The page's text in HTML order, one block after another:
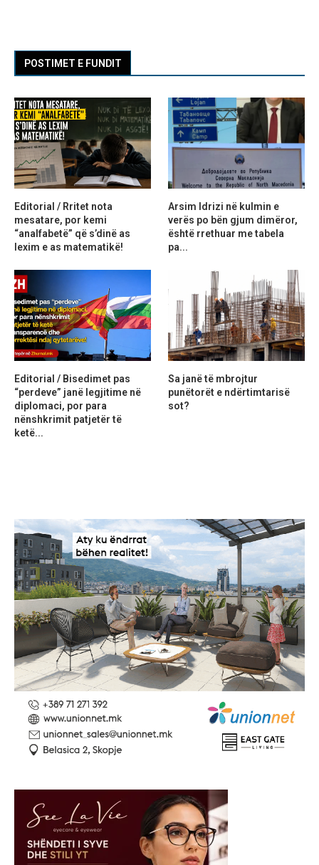
POSTIMET E FUNDIT
Editorial / Rritet nota
mesatare, por kemi
“analfabetë” që s’dinë as
lexim e as matematikë!
Arsim Idrizi në kulmin e
verës po bën gjum dimëror,
është rrethuar me tabela
pa...
Editorial / Bisedimet pas
“perdeve” janë legjitime në
diplomaci, por para
nënshkrimit patjetër të
ketë...
Sa janë të mbrojtur
punëtorët e ndërtimtarisë
sot?